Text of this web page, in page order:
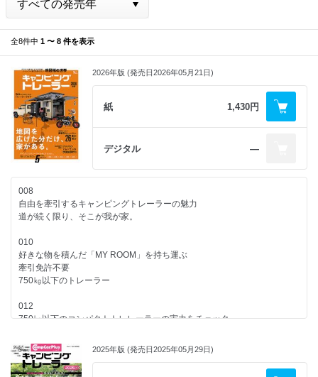
全8件中 1 〜 8 件を表示
2026年版 (発売日2026年05月21日)
紙 1,430円
デジタル ―
008
自由を牽引するキャンピングトレーラーの魅力
道が続く限り、そこが我が家。
010
好きな物を積んだ「MY ROOM」を持ち運ぶ
牽引免許不要
750㎏以下のトレーラー
012
750㎏以下のコンパクトトレレーラーの実力をチェック
036
トレーラーライフの必須アイテム
2025年版 (発売日2025年05月29日)